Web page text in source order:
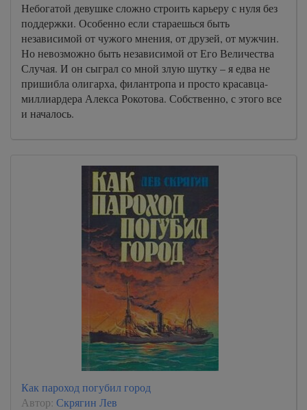
Небогатой девушке сложно строить карьеру с нуля без
поддержки. Особенно если стараешься быть
независимой от чужого мнения, от друзей, от мужчин.
Но невозможно быть независимой от Его Величества
Случая. И он сыграл со мной злую шутку – я едва не
пришибла олигарха, филантропа и просто красавца-
миллиардера Алекса Рокотова. Собственно, с этого все
и началось.
Как пароход погубил город
Автор: Скрягин Лев